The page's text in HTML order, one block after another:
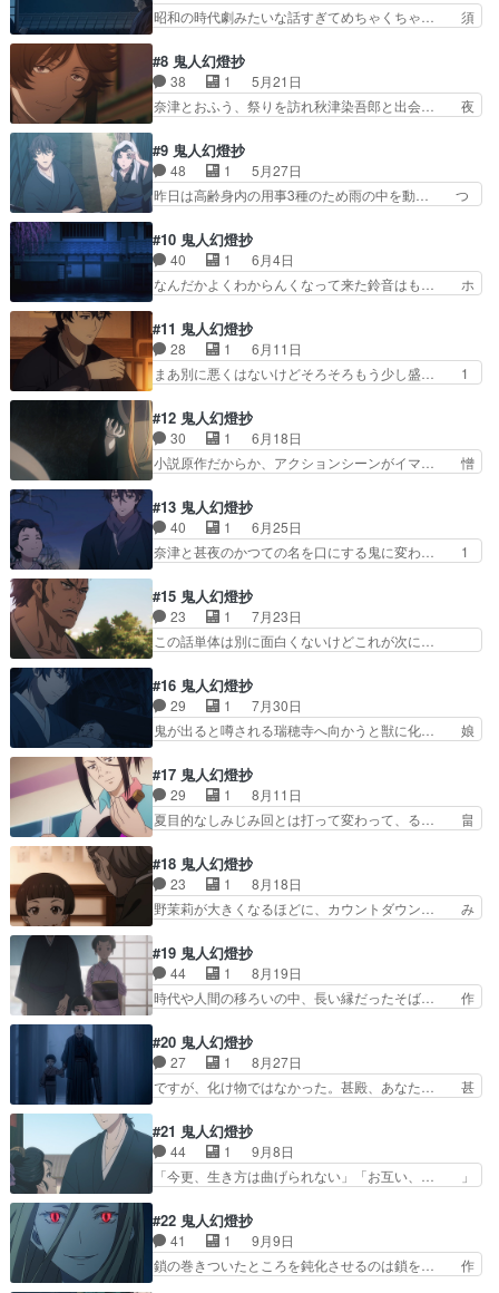
さそうか？ 展開の予…
声優が茅野さんで、最初蕎麦屋の店員… 非常に後
味の良い結末に泣きました。三浦氏… 集中して見
存在を忘れてる理由おふう本人… 上田麗奈の演技
力ほんとレベル高すぎ！！1… 作者ストーリー書
くの上手すぎでしょ。話の…
昭和の時代劇みたいな話すぎてめちゃくちゃ… 須
じみといい回だった細やかな演出は相変… 1話で
作った因縁をベースに伝奇バトルもの… 小噺とし
て話の構成が完璧だろ。こりゃあ1… 甚夜と二人
の父親それぞれとの繋がりを感じ… 物騒な事起こ
無い会話劇メインの方が見応… 親戚のおじさんの
家に遊びに行ったら聞かさ… 今日の朝アニメタイ
ムスライム倒して300…
#8 鬼人幻燈抄
38 1
5月21日
奈津とおふう、祭りを訪れ秋津染吾郎と出会… 夜
も甚夜の刀の納め方が気になるけどあれ… 面白す
ぎるだろ！！！！！！！！！！お兄様… 今は亡き
秋津が作った簪ってことは、その妹… 夜鷹と秋津
染吾郎きちゃーー！染吾郎はCV… 同業者の登場
新キャラが出てきてcv遊佐… 秋津染五郎なにやら
甚夜の同業者らしいが甚… 『お嬢ちゃんの想い
も、いつか蛤になるとえ…
#9 鬼人幻燈抄
48 1
5月27日
昨日は高齢身内の用事3種のため雨の中を動… つ
の想い"が"紡ぐ"、からの千夜一夜千… 前回の〇〇
は実は××だった・が気持ちいい… 江戸時代編こ
れで終わり？？？いや流石にそ… 秋津染吾郎は突
然三匹の犬神を甚夜にけしか… 斬っても減らない
った詳しい人教えてくだ… 最後にいきなり現代へ
次から舞台は遂に現代… この作品はバトル主体で
はないなとあらため…
#10 鬼人幻燈抄
40 1
6月4日
なんだかよくわからんくなって来た鈴音はも… ホ
と陰の戦闘中に、鬼の面をつけた男が登… 安政二
年、直次は軒下で雨宿り中に美しい夜… これは面
白い構成やね。マンネリ防止にもな… 兄と妹と簪
の話は、まだ続いていたのか 甚… 金髪の服装、
って、つまりどういう事、、… 作画気にならない
程度には安定していてお話… 彼女はまるで天女の
ようだった(´；ω；｀…
#11 鬼人幻燈抄
28 1
6月11日
まあ別に悪くはないけどそろそろもう少し盛… 1
が番頭に昇格したお祝いの席での和やか… めっち
ゃ心臓バクバクしてるこれが中編、後… 行き遅れ
とか可愛げがないとか消えろとか散… 最後に鈴音
らしき髪の毛が⋯ゆきのなごりに… 安政三年、江
を飲んだ善二が、奈津や甚夜… こいつも酒にハマ
って金が無くなった？そう… ゆきのなごりって酒
は以前に出たっけ？善ニ…
#12 鬼人幻燈抄
30 1
6月18日
小説原作だからか、アクションシーンがイマ… 憎
と秋津が良いコンビになってる^ついに… 毎日の
ようにゆきのなごりを嗜んでる重蔵も… 重蔵は毎
晩酒を飲んできてるのに、そんな昨… 「取り返し
のつかないことなどない」「後に… 江戸の町では
観と行動だと言えばまあそう… オレの肉しみは消
えないんだ！ つーか、隣… やっぱり鈴音が絡ん
でたかぁ、、、。重蔵さ…
#13 鬼人幻燈抄
40 1
6月25日
奈津と甚夜のかつての名を口にする鬼に変わ… 1
の静かなクライマックスシーンは、安濃… 甚夜
父……ずっと甚太って呼び続けてるじゃ… 甚太っ
て呟く父の最期…そして白雪の骸…う… 「あなた
はお父様をっ目の前で父親が鬼に変… 見る
て、父を斬って、今度は妹を斬らな… 甚夜は奈津
の身を案じて須賀屋へ向かう。重… おおよその展
開は予想しやすいように作られ…
#15 鬼人幻燈抄
23 1
7月23日
この話単体は別に面白くないけどこれが次に…
想動画で刀＝SNSって例えていたのが面… 鬼を
武力として使う展開は考えたが思ったよ… 陰謀渦
巻いてる感が凄い(語彙力)甚夜がま… 畠山氏にま
んまんと罠に嵌められそして間違… 甚夜と直次が
妖刀のせいにする又六戦の無… 幕末の匂いがちら
ほらと。声からもう怪しい… 確かに畠山泰秀人の
会話で、甚夜のどこが無…
#16 鬼人幻燈抄
29 1
7月30日
鬼が出ると噂される瑞穂寺へ向かうと獣に化… 娘
いう話に弱いんだ…しかし作画がなぁ…… 現実な
のか幻影なのかわからないが甚夜がそ… 本当はず
っと悔やんでいた。これはお前の力… 甚夜は鬼斬
りから離れた幸せな人生を歩む道… シビル・ウォ
いなんだ」、あぁそうか、レ… 蕎麦打ちしてる甚
夜がちょっとシュールやっ… ついに、夕凪、野茉
莉の2人が登場夕凪は今…
#17 鬼人幻燈抄
29 1
8月11日
夏目的なしみじみ回とは打って変わって、る… 畠
納得してしまった！そして答えを出すの… 死闘し
た相手と時を超えての再会がコンビニ… 現代って
やっぱりそういうことなのか。なん… 甚夜とおふ
うはもう完全に夫婦やってんじゃ… 実は作中最後
からん甚夜と岡田貴一を相討… 復讐の修羅ではな
い道を行くのかと思いきや… 甚夜とおふうさん、
もう夫婦で良くない？蕎…
#18 鬼人幻燈抄
23 1
8月18日
野茉莉が大きくなるほどに、カウントダウン… み
ゃんだった野茉莉ちゃんが成長してる〜… 慶応三
年は大政奉還の年か。幕末編だからも… 成長した
野茉莉（のまり）。蕎麦屋に野茉莉… 立場によっ
て人は変わるよなぁ。ていうかめ… あら、娘ちゃ
場に小躍りした。蕎麦屋の店… だいぶ作画がちょ
いちょい怪しくなってきた… 秋津染五郎生きてい
た「君の子や言うわりに…
#19 鬼人幻燈抄
44 1
8月19日
時代や人間の移ろいの中、長い縁だったそば… 作
人の出会いと別れ。出会いは皆同じだが… 平成編
なんて今の登場人物たちとの別れを経… 蕎麦屋、
主人がそばを振る舞う。おふう、甚… こんな気に
なる終わり方するの？？？？？？… 蕎麦屋のおや
作品まじでいぶし銀の良さあ… く゛る゛し゛
い゛！！！！！！だがこの作品… 先日の果し合い
の回辺りから妙に寂しい雰囲…
#20 鬼人幻燈抄
27 1
8月27日
ですが、化け物ではなかった。甚殿、あなた… 甚
やろな、ここまででストーリーをしっか… 見やす
い(どういう感想？あまりにも終盤す… 生き様に
ついての問答は難しいな 夜刀と兼… 酒が残って
たら明治に鬼の兵士が出てきそう… おふうさん
てきて、異形の姿に恐れ逃げ出… 奈津はあれっき
りフェードアウトしたのに直… 酒を使って鬼を味
方にしたと言ったりと畠山…
#21 鬼人幻燈抄
44 1
9月8日
「今更、生き方は曲げられない」「お互い、… 」
は単なる腹黒かと見ていた畠山。歳をと… 最新エ
ピソードの願いがめちゃくちゃ良くて… 鬼側にも
事情はあるんだよというお話鬼は嘘… 何とか土浦
を倒したけど頑丈な体は心の弱さ… 信じる人のた
#22 鬼人幻燈抄
41 1
9月9日
鎖の巻きついたところを鈍化させるのは鎖を… 作